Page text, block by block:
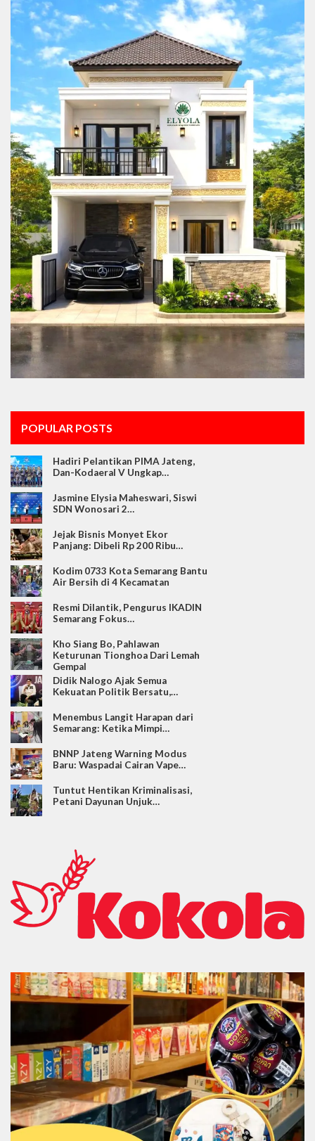
POPULAR POSTS
Hadiri Pelantikan PIMA Jateng,
Dan-Kodaeral V Ungkap…
Jasmine Elysia Maheswari, Siswi
SDN Wonosari 2…
Jejak Bisnis Monyet Ekor
Panjang: Dibeli Rp 200 Ribu…
Kodim 0733 Kota Semarang Bantu
Air Bersih di 4 Kecamatan
Resmi Dilantik, Pengurus IKADIN
Semarang Fokus…
Kho Siang Bo, Pahlawan
Keturunan Tionghoa Dari Lemah
Gempal
Didik Nalogo Ajak Semua
Kekuatan Politik Bersatu,…
Menembus Langit Harapan dari
Semarang: Ketika Mimpi…
BNNP Jateng Warning Modus
Baru: Waspadai Cairan Vape…
Tuntut Hentikan Kriminalisasi,
Petani Dayunan Unjuk…